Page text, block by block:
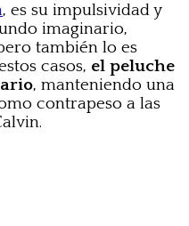
, es su impulsividad y
imaginario,
también lo es
casos, el peluche
, manteniendo una
contrapeso a las